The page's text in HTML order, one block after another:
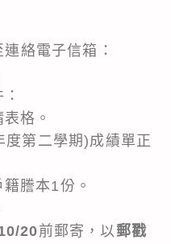
絡電子信箱：
格。
第二學期)成績單正
謄本1份。
20前郵寄，以 郵戳